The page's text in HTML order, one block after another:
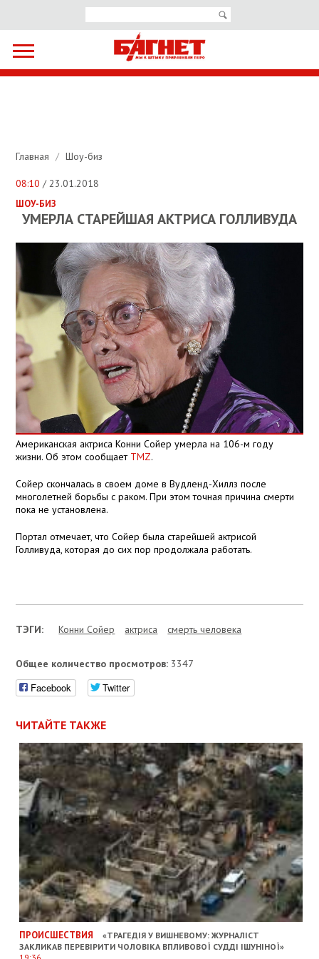
Главная / Шоу-биз
08:10 / 23.01.2018
ШОУ-БИЗ
УМЕРЛА СТАРЕЙШАЯ АКТРИСА ГОЛЛИВУДА
Американская актриса Конни Сойер умерла на 106-м году
жизни. Об этом сообщает TMZ.
Сойер скончалась в своем доме в Вудленд-Хиллз после
многолетней борьбы с раком. При этом точная причина смерти
пока не установлена.
Портал отмечает, что Сойер была старейшей актрисой
Голливуда, которая до сих пор продолжала работать.
ТЭГИ: Конни Сойер актриса смерть человека
Общее количество просмотров: 3347
Facebook Twitter
ЧИТАЙТЕ ТАКЖЕ
ПРОИСШЕСТВИЯ
«ТРАГЕДІЯ У ВИШНЕВОМУ: ЖУРНАЛІСТ
ЗАКЛИКАВ ПЕРЕВІРИТИ ЧОЛОВІКА ВПЛИВОВОЇ СУДДІ ІШУНІНОЇ»